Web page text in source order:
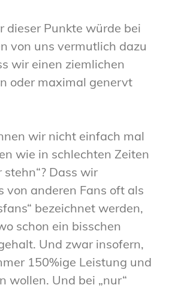
dieser Punkte würde bei
von uns vermutlich dazu
wir einen ziemlichen
oder maximal genervt
wir nicht einfach mal
wie in schlechten Zeiten
Dass wir
von anderen Fans oft als
bezeichnet werden,
schon ein bisschen
Und zwar insofern,
150%ige Leistung und
wollen. Und bei „nur“